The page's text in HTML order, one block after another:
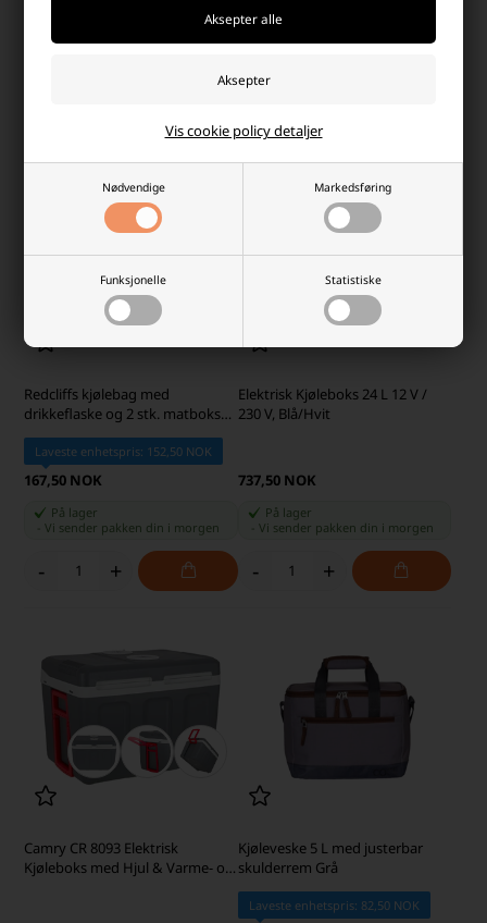
Nødvendige Markedsføring
Funksjonelle Statistiske
Vis cookie policy detaljer
152,50 NOK
228,75 NOK
-
Redcliffs kjølebag med
drikkeflaske og 2 stk. matbokser,
Laveste enhetspris: 152,50 NOK
167,50 NOK
På lager
-Vi sender pakken din i morgen
- +
Elektrisk Kjøleboks 24 L 12 V /
230 V, Blå/Hvit
737,50 NOK
På lager
Vi sender pakken din i morgen
- +
Camry CR 8093 Elektrisk
Kjøleboks med Hjul & Varme- og
Kjøleveske 5 L med justerbar
skulderrem Grå
Laveste enhetspris: 82,50 NOK